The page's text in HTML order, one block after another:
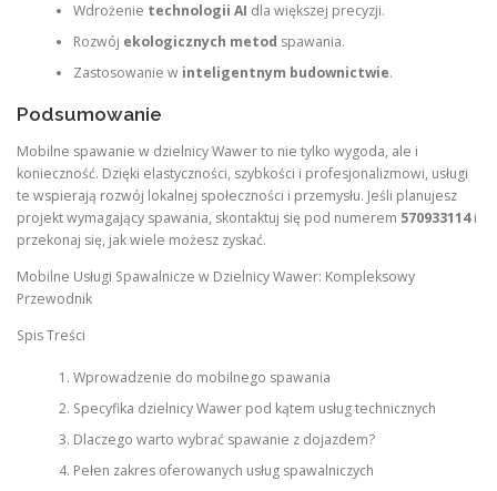
Wdrożenie technologii AI dla większej precyzji.
Rozwój ekologicznych metod spawania.
Zastosowanie w inteligentnym budownictwie.
Podsumowanie
Mobilne spawanie w dzielnicy Wawer to nie tylko wygoda, ale i
konieczność. Dzięki elastyczności, szybkości i profesjonalizmowi, usługi
te wspierają rozwój lokalnej społeczności i przemysłu. Jeśli planujesz
projekt wymagający spawania, skontaktuj się pod numerem 570933114i
przekonaj się, jak wiele możesz zyskać.
Mobilne Usługi Spawalnicze w Dzielnicy Wawer: Kompleksowy
Przewodnik
Spis Treści
Wprowadzenie do mobilnego spawania
Specyfika dzielnicy Wawer pod kątem usług technicznych
Dlaczego warto wybrać spawanie z dojazdem?
Pełen zakres oferowanych usług spawalniczych